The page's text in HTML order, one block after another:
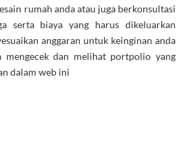
rumah anda atau juga berkonsultasi
serta biaya yang harus dikeluarkan
anggaran untuk keinginan anda
dan melihat portpolio yang
dalam web ini